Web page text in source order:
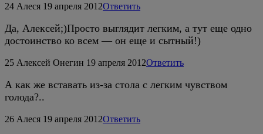
24 Алеся 19 апреля 2012Ответить
Да, Алексей;)Просто выглядит легким, а тут еще одно
достоинство ко всем — он еще и сытный!)
25 Алексей Онегин 19 апреля 2012Ответить
А как же вставать из-за стола с легким чувством
голода?..
26 Алеся 19 апреля 2012Ответить